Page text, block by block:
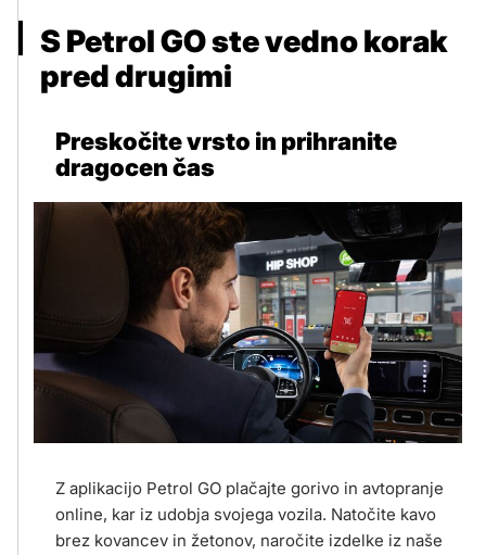
S Petrol GO ste vedno korak
pred drugimi
Preskočite vrsto in prihranite
dragocen čas
Z aplikacijo Petrol GO plačajte gorivo in avtopranje
online, kar iz udobja svojega vozila. Natočite kavo
brez kovancev in žetonov, naročite izdelke iz naše